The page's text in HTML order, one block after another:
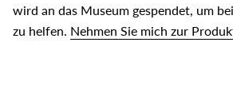
wird an das Museum gespendet, um
zu helfen. Nehmen Sie mich zur